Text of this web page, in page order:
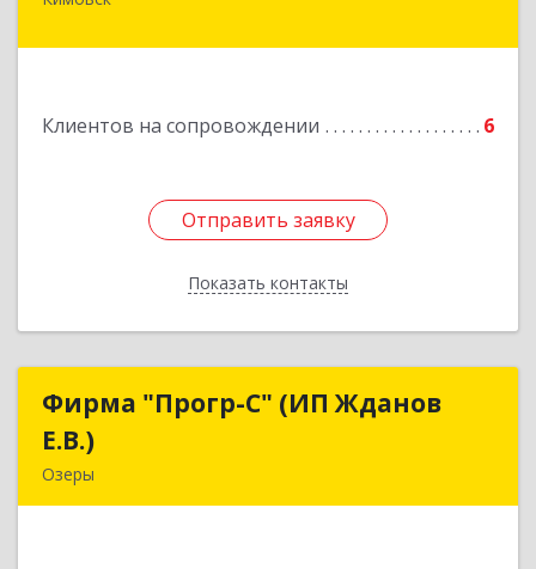
Клиентов на сопровождении 6
Отправить заявку
Показать контакты
Отправить заявку
Назад
Фирма "Прогр-С" (ИП Жданов
Е.В.)
Озеры
Фирма "Прогр-С" (ИП Жданов